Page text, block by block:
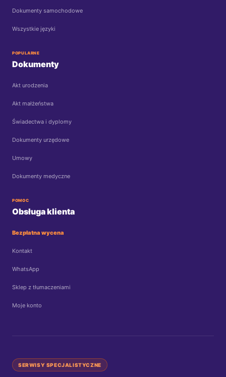
Dokumenty samochodowe
Wszystkie języki
POPULARNE
Dokumenty
Akt urodzenia
Akt małżeństwa
Świadectwa i dyplomy
Dokumenty urzędowe
Umowy
Dokumenty medyczne
POMOC
Obsługa klienta
Bezpłatna wycena
Kontakt
WhatsApp
Sklep z tłumaczeniami
Moje konto
SERWISY SPECJALISTYCZNE